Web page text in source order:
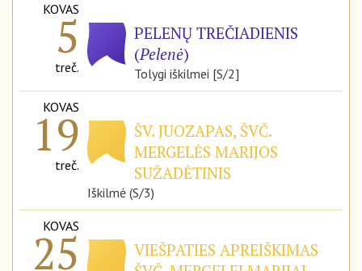
KOVAS
5
treč.
PELENŲ TREČIADIENIS
(Pelenė)
Tolygi iškilmei [S/2]
KOVAS
19
treč.
ŠV. JUOZAPAS, ŠVČ.
MERGELĖS MARIJOS
SUŽADĖTINIS
Iškilmė (S/3)
KOVAS
25
VIEŠPATIES APREIŠKIMAS